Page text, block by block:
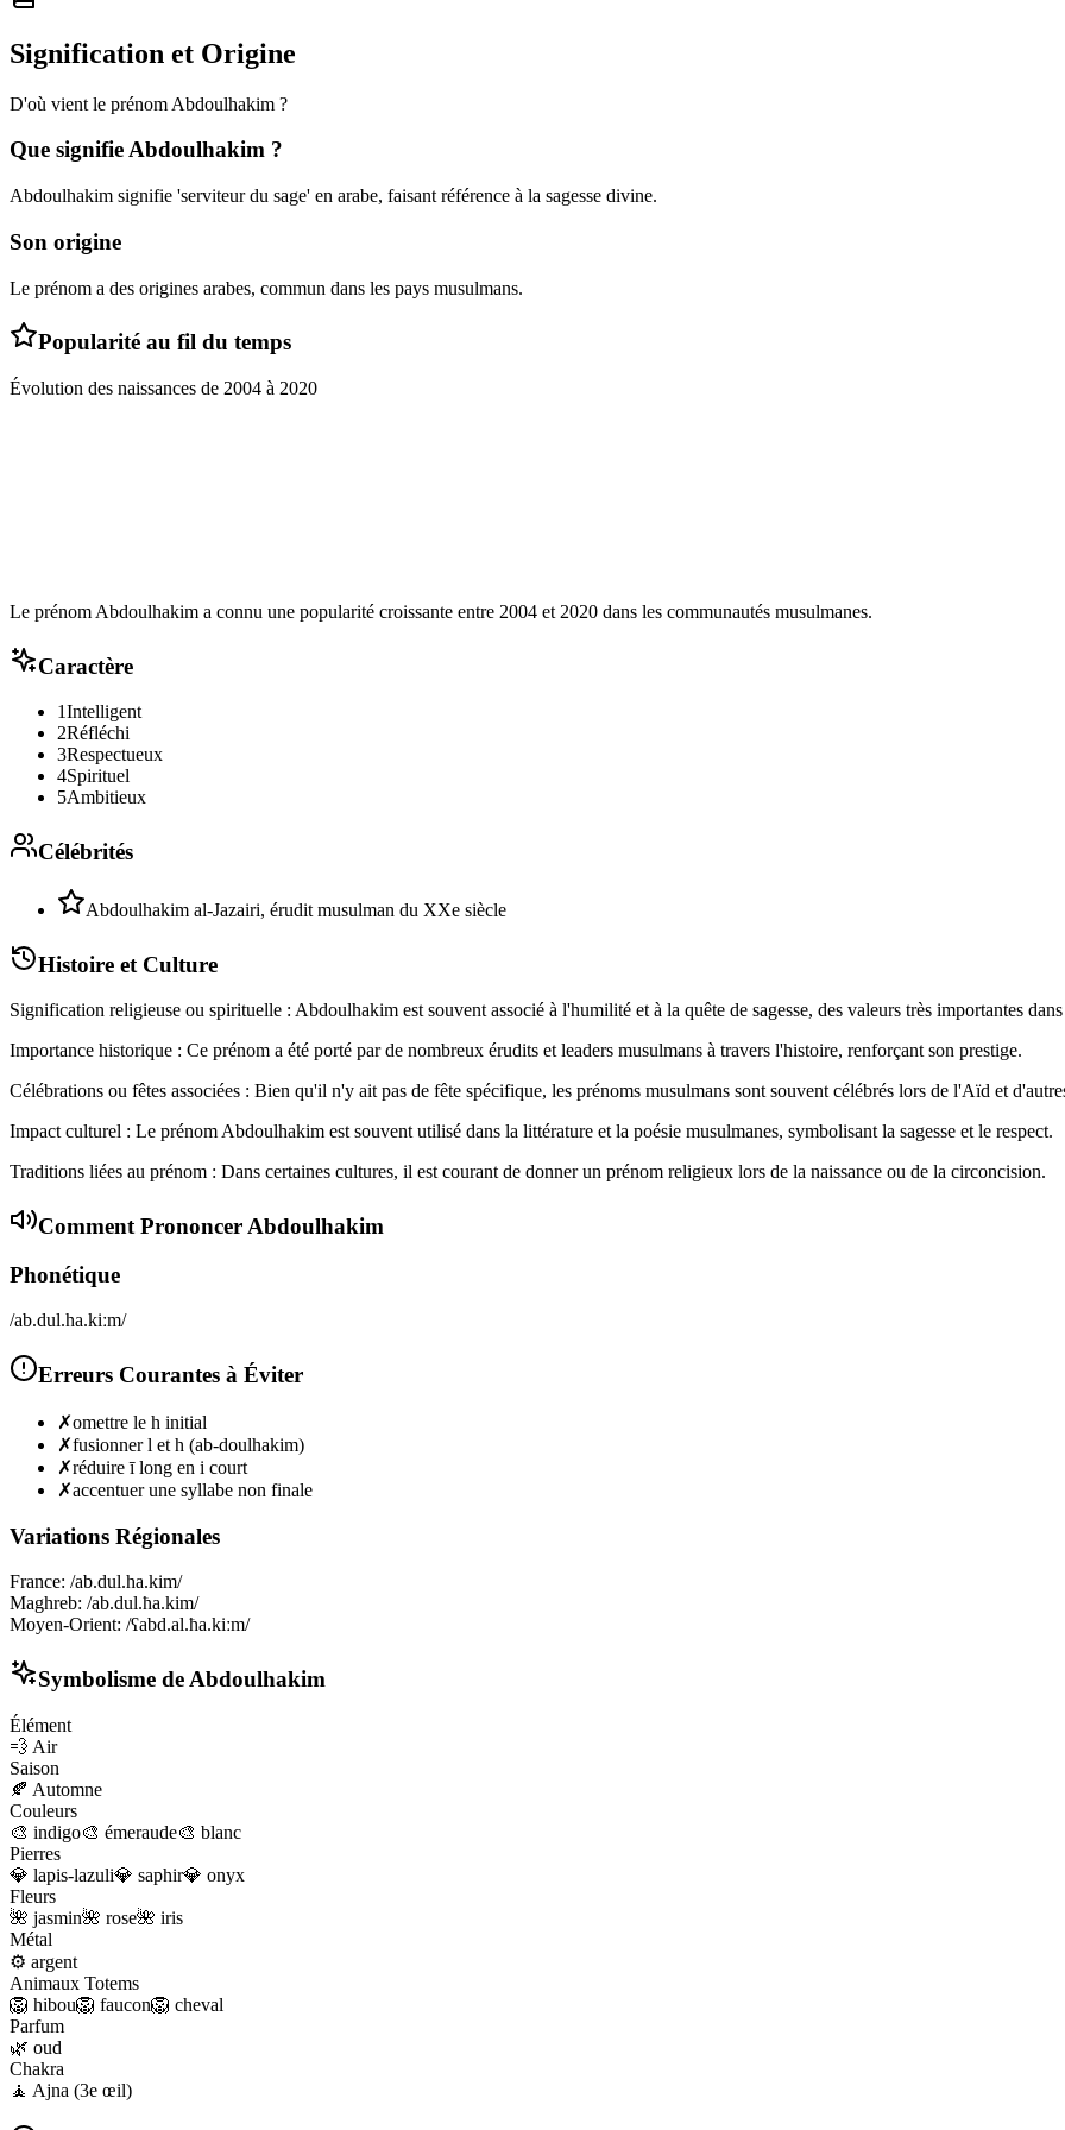
Signification et Origine
D'où vient le prénom Abdoulhakim ?
Que signifieAbdoulhakim ?
Abdoulhakim signifie 'serviteur du sage' en arabe, faisant référence à la sagesse divine.
Son origine
Le prénom a des origines arabes, commun dans les pays musulmans.
Popularité au fil du temps
Évolution des naissances de 2004 à 2020
Le prénom Abdoulhakim a connu une popularité croissante entre 2004 et 2020 dans les communautés musulmanes.
Caractère
1Intelligent
2Réfléchi
3Respectueux
4Spirituel
5Ambitieux
Célébrités
Abdoulhakim al-Jazairi, érudit musulman du XXe siècle
Histoire et Culture
Signification religieuse ou spirituelle : Abdoulhakim est souvent associé à l'humilité et à la quête de sagesse, des valeurs très importantes
Importance historique : Ce prénom a été porté par de nombreux érudits et leaders musulmans à travers l'histoire, renforçant son prestige.
Célébrations ou fêtes associées : Bien qu'il n'y ait pas de fête spécifique, les prénoms musulmans sont souvent célébrés lors de l'Aïd et
Impact culturel : Le prénom Abdoulhakim est souvent utilisé dans la littérature et la poésie musulmanes, symbolisant la sagesse et le respect.
Traditions liées au prénom : Dans certaines cultures, il est courant de donner un prénom religieux lors de la naissance ou de la circoncision.
Comment Prononcer Abdoulhakim
Phonétique
/ab.dul.ha.kiːm/
Erreurs Courantes à Éviter
✗omettre le h initial
✗fusionner l et h (ab-doulhakim)
✗réduire ī long en i court
✗accentuer une syllabe non finale
Variations Régionales
France: /ab.dul.ha.kim/
Maghreb: /ab.dul.ħa.kim/
Moyen-Orient: /ʕabd.al.ħa.kiːm/
Symbolisme de Abdoulhakim
Élément
💨 Air
Saison
🍂 Automne
Couleurs
🎨 indigo🎨 émeraude🎨 blanc
Pierres
💎 lapis-lazuli💎 saphir💎 onyx
Fleurs
🌺 jasmin🌺 rose🌺 iris
Métal
⚙️ argent
Animaux Totems
🦁 hibou🦁 faucon🦁 cheval
Parfum
🌿 oud
Chakra
🧘 Ajna (3e œil)